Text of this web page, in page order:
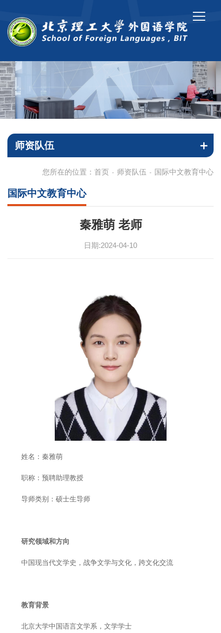
师资队伍
您所在的位置： 首页 - 师资队伍 - 国际中文教育中心
国际中文教育中心
秦雅萌 老师
日期:2024-04-10
姓名：秦雅萌
职称：预聘助理教授
导师类别：硕士生导师
研究领域和方向
中国现当代文学史，战争文学与文化，跨文化交流
教育背景
北京大学中国语言文学系，文学学士